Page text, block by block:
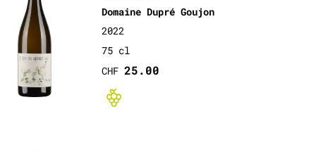
Domaine Dupré Goujon
2022
75 cl
CHF25.00
Bio non-